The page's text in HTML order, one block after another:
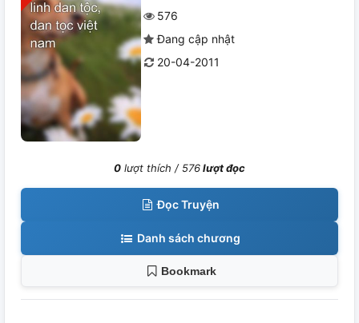
576
Đang cập nhật
20-04-2011
0 lượt thích /576lượt đọc
Đọc Truyện
Danh sách chương
Bookmark